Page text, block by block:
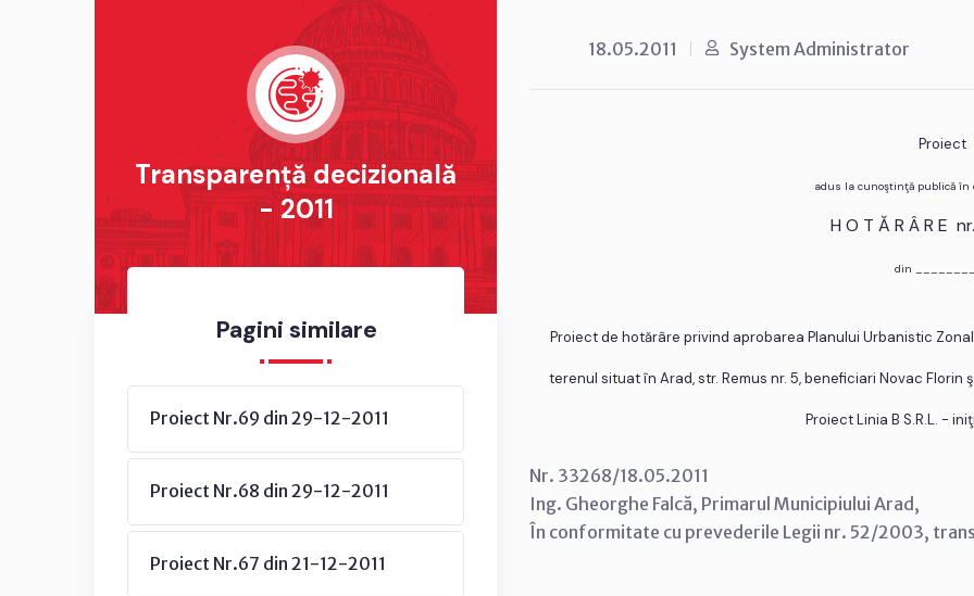
Transparență decizională
- 2011
Pagini similare
Proiect Nr.69 din 29-12-2011
Proiect Nr.68 din 29-12-2011
Proiect Nr.67 din 21-12-2011
18.05.2011 System Administrator
Proiect
adus la cunoştinţă publică în
H O T Ă R Â R E
din
Proiect de hotărâre privind aprobarea Planului Urbanistic
terenul situat în Arad, str. Remus nr. 5, beneficiari Novac
Proiect Linia B S.R.L. -
Nr. 33268/18.05.2011
Ing. Gheorghe Falcă, Primarul Municipiului Arad,
În conformitate cu prevederile Legii nr. 52/2003,